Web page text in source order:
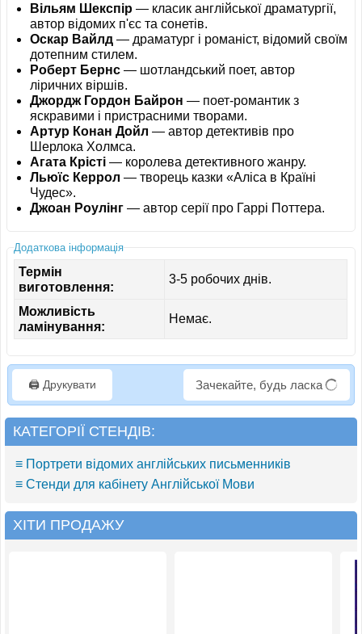
Вільям Шекспір — класик англійської драматургії,
автор відомих п'єс та сонетів.
Оскар Вайлд — драматург і романіст, відомий своїм
дотепним стилем.
Роберт Бернс — шотландський поет, автор
ліричних віршів.
Джордж Гордон Байрон — поет-романтик з
яскравими і пристрасними творами.
Артур Конан Дойл — автор детективів про
Шерлока Холмса.
Агата Крісті — королева детективного жанру.
Льюїс Керрол — творець казки «Аліса в Країні
Чудес».
Джоан Роулінг — автор серії про Гаррі Поттера.
Додаткова інформація
Термін
виготовлення:
3-5 робочих днів.
Можливість
ламінування:
Немає.
🖨️ Друкувати Зачекайте, будь ласка
КАТЕГОРІЇ СТЕНДІВ:
≡ Портрети відомих англійських письменників
≡ Стенди для кабінету Англійської Мови
ХІТИ ПРОДАЖУ